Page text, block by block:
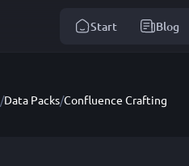
Start Blog
/Data Packs/Confluence Crafting